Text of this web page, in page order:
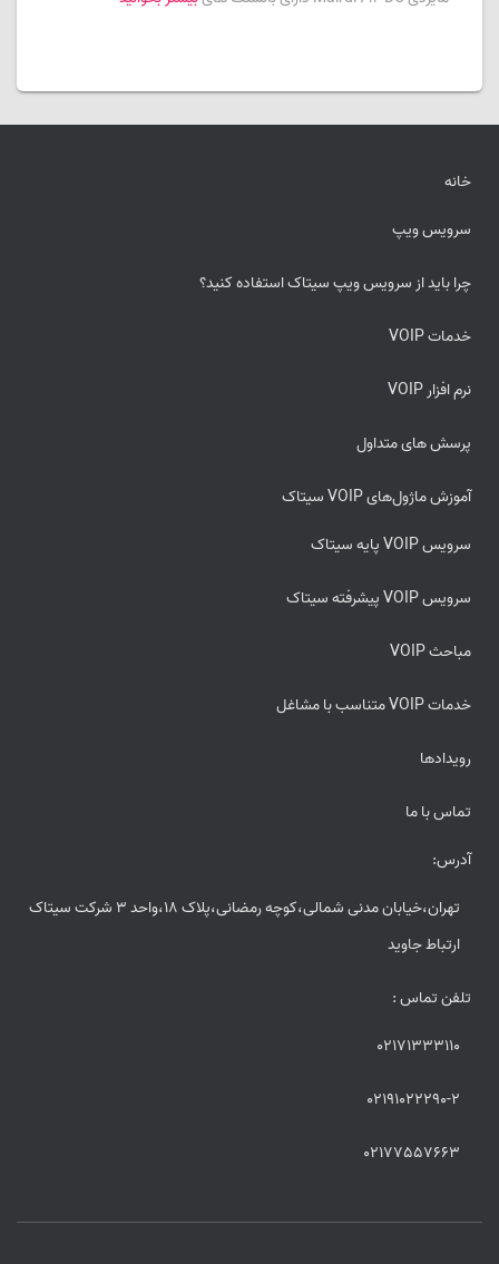
خانه
سرویس ویپ
چرا باید از سرویس ویپ سیتاک استفاده کنید؟
خدمات VOIP
نرم افزار VOIP
پرسش های متداول
آموزش ماژول‌های VOIP سیتاک
سرویس VOIP پایه سیتاک
سرویس VOIP پیشرفته سیتاک
مباحث VOIP
خدمات VOIP متناسب با مشاغل
رویدادها
تماس با ما
آدرس:
تهران،خیابان مدنی شمالی،کوچه رمضانی،پلاک 18،واحد 3 شرکت سیتاک
ارتباط جاوید
تلفن تماس :
02171333110
02191022290-2
02177557663